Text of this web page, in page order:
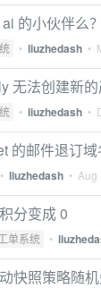
的小伙伴么
• liuzhedash •
无法创建新
• liuzhedash •
的邮件退订
• liuzhedash • Aug
分变成 0
单系统 •
快照策略随